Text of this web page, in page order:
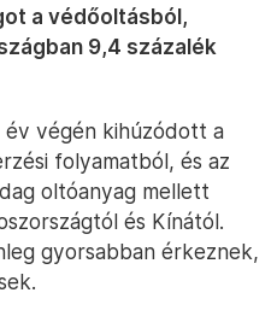
a védőoltásból,
9,4 százalék
év végén kihúzódott a
folyamatból, és az
oltóanyag mellett
és Kínától.
gyorsabban érkeznek,